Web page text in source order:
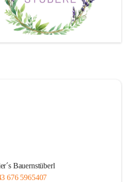
Bauernstüberl
676 5965407